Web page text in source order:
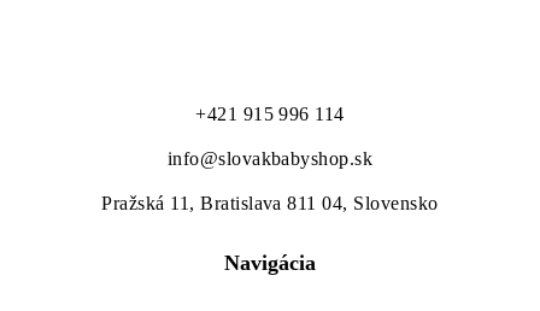
+421 915 996 114
info@slovakbabyshop.sk
Pražská 11, Bratislava 811 04, Slovensko
Navigácia